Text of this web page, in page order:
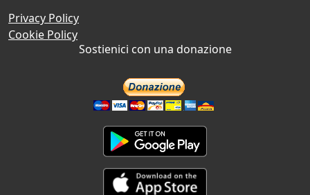
Privacy Policy
Cookie Policy
Sostienici con una donazione